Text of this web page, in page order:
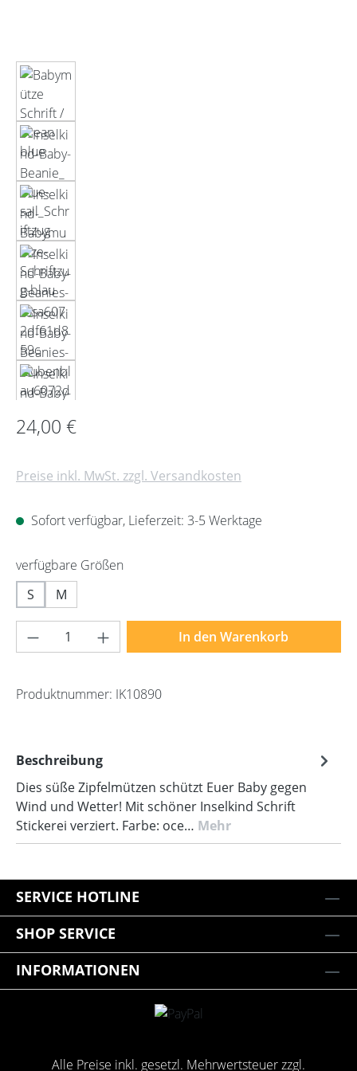
Regulärer Preis:
24,00 €
Preise inkl. MwSt. zzgl. Versandkosten
Sofort verfügbar, Lieferzeit: 3-5 Werktage
verfügbare Größenauswählen
S
M
Produkt Anzahl: Gib den gewünschten
In den Warenkorb
Produktnummer: IK10890
Beschreibung
Dies süße Zipfelmützen schützt Euer Baby gegen
Wind und Wetter! Mit schöner Inselkind Schrift
Stickerei verziert. Farbe: oce… Mehr
SERVICE HOTLINE
SHOP SERVICE
INFORMATIONEN
Alle Preise inkl. gesetzl. Mehrwertsteuer zzgl.